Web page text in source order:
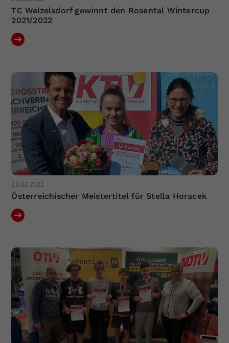
TC Weizelsdorf gewinnt den Rosental Wintercup
2021/2022
22.03.2022
Österreichischer Meistertitel für Stella Horacek